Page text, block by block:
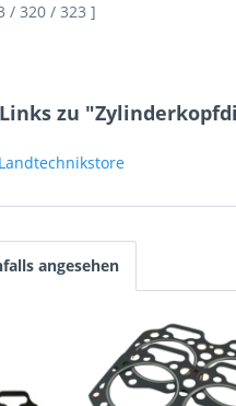
/ 320 / 323 ]
zu
angesehen